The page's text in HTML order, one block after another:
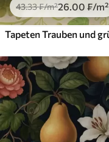
43.33₣/m²26.00 ₣/m²